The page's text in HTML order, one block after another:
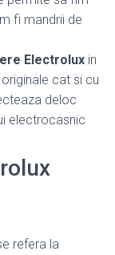
fi mandrii de
Electrolux in
cat si cu
deloc
electrocasnic
refera la